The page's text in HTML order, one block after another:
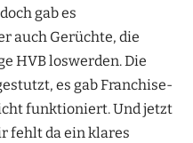
gab es
auch Gerüchte, die
HVB loswerden. Die
es gab Franchise-
funktioniert. Und jetzt
fehlt da ein klares